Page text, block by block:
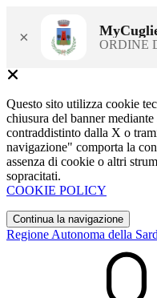
× ORDINE
Questo sito utilizza cookie
chiusura del banner
contraddistinto dalla X o
navigazione" comporta la
assenza di cookie o altri
sopracitati.
COOKIE POLICY
Continua la navigazione
Regione Autonoma della